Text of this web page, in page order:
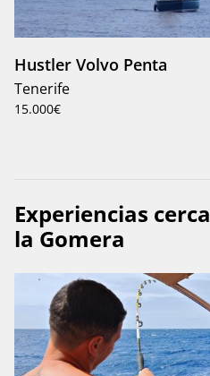
Hustler Volvo Penta
Tenerife
15.000€
Experiencias
la Gomera